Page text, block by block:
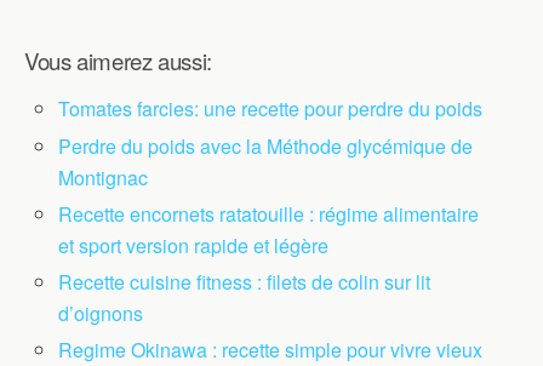
Vous aimerez aussi:
Tomates farcies: une recette pour perdre du poids
Perdre du poids avec la Méthode glycémique de
Montignac
Recette encornets ratatouille : régime alimentaire
et sport version rapide et légère
Recette cuisine fitness : filets de colin sur lit
d’oignons
Regime Okinawa : recette simple pour vivre vieux